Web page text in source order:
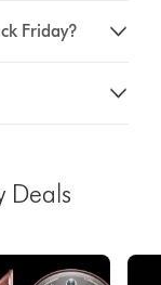
Friday?
Deals